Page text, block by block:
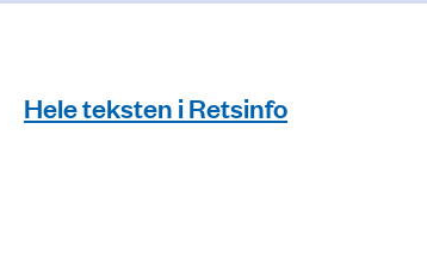
Hele teksten i Retsinfo